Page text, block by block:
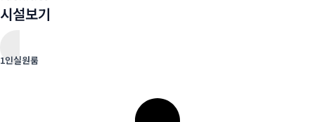
시설보기
1인실원룸